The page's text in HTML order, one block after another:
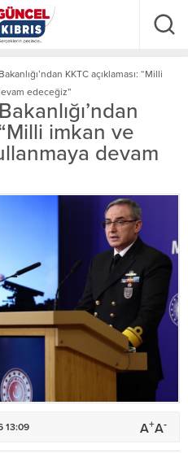
KKTC açıklaması: “Milli
edeceğiz”
imkan ve
devam
13:09 A+A-